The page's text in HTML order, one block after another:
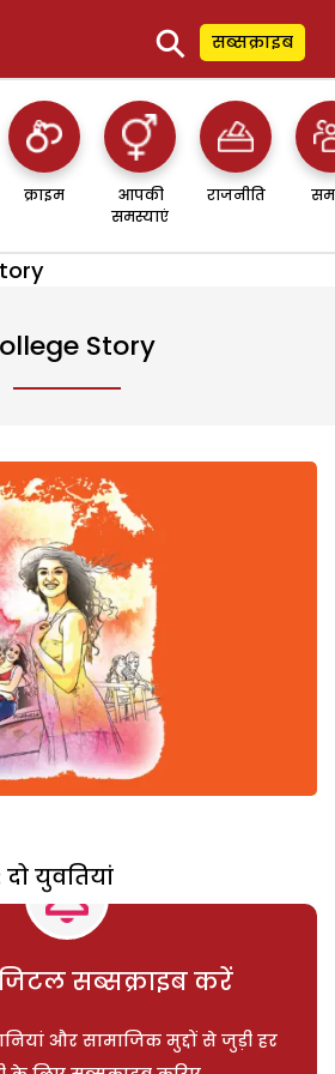
⚲ सब्सक्राइब
क्राइम
आपकी
समस्याएं
राजनीति
Story
युवतियां
सब्सक्राइब करें
और सामाजिक मुद्दों से जुड़ी हर